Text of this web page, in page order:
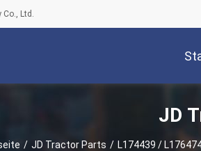
Ltd.
JD
/ JD Tractor Parts / L174439 /